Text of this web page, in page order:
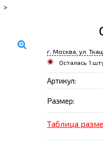
>
г. Москва, ул.
Осталась 1
Артикул:
Размер:
Таблица